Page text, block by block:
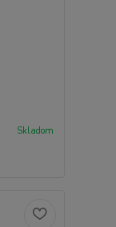
Skladom